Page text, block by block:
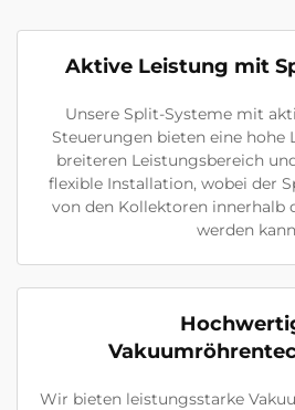
Aktive Leistung mit
Unsere Split-Systeme mit
Steuerungen bieten eine hohe
breiteren Leistungsbereich
flexible Installation, wobei der
von den Kollektoren innerhalb
werden
Wir bieten leistungsstarke